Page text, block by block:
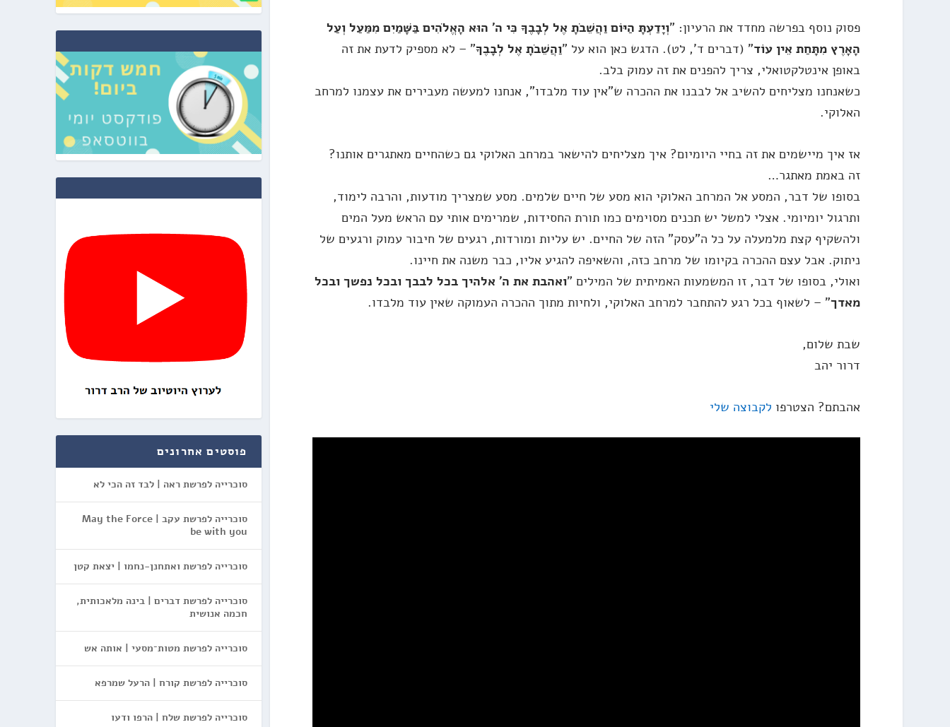
פסוק נוסף בפרשה מחדד את הרעיון: "וְיָדַעְתָּ הַיּוֹם וַהֲשֵׁבֹתָ אֶל לְבָבֶךָ כִּי ה' הוּא הָאֱלֹהִים בַּשָּׁמַיִם מִמַּעַל וְעַל
הָאָרֶץ מִתָּחַת אֵין עוֹד" (דברים ד', לט). הדגש כאן הוא על "וַהֲשֵׁבֹתָ אֶל לְבָבֶךָ" – לא מספיק לדעת את זה
באופן אינטלקטואלי, צריך להפנים את זה עמוק בלב.
כשאנחנו מצליחים להשיב אל לבבנו את ההכרה ש"אין עוד מלבדו", אנחנו למעשה מעבירים את עצמנו למרחב
האלוקי.
אז איך מיישמים את זה בחיי היומיום? איך מצליחים להישאר במרחב האלוקי גם כשהחיים מאתגרים אותנו?
זה באמת מאתגר…
בסופו של דבר, המסע אל המרחב האלוקי הוא מסע של חיים שלמים. מסע שמצריך מודעות, והרבה לימוד,
ותרגול יומיומי. אצלי למשל יש תכנים מסוימים כמו תורת החסידות, שמרימים אותי עם הראש מעל המים
ולהשקיף קצת מלמעלה על כל ה"עסק" הזה של החיים. יש עליות ומורדות, רגעים של חיבור עמוק ורגעים של
ניתוק. אבל עצם ההכרה בקיומו של מרחב כזה, והשאיפה להגיע אליו, כבר משנה את חיינו.
ואולי, בסופו של דבר, זו המשמעות האמיתית של המילים "ואהבת את ה' אלהיך בכל לבבך ובכל נפשך ובכל
מאדך" – לשאוף בכל רגע להתחבר למרחב האלוקי, ולחיות מתוך ההכרה העמוקה שאין עוד מלבדו.
שבת שלום,
דרור יהב
אהבתם? הצטרפו לקבוצה שלי
פוסטים אחרונים
סוכרייה לפרשת ראה | לבד זה הכי לא
סוכרייה לפרשת עקב | May the Force
be with you
סוכרייה לפרשת ואתחנן-נחמו | יצאת קטן
סוכרייה לפרשת דברים | בינה מלאכותית,
חכמה אנושית
סוכרייה לפרשת מטות־מסעי | אותה אש
סוכרייה לפרשת קורח | הרעל שמרפא
סוכרייה לפרשת שלח | הרפו ודעו